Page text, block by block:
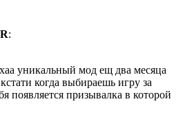
:
уникальный мод ещ два месяца
когда выбираешь игру за
появляется призывалка в которой